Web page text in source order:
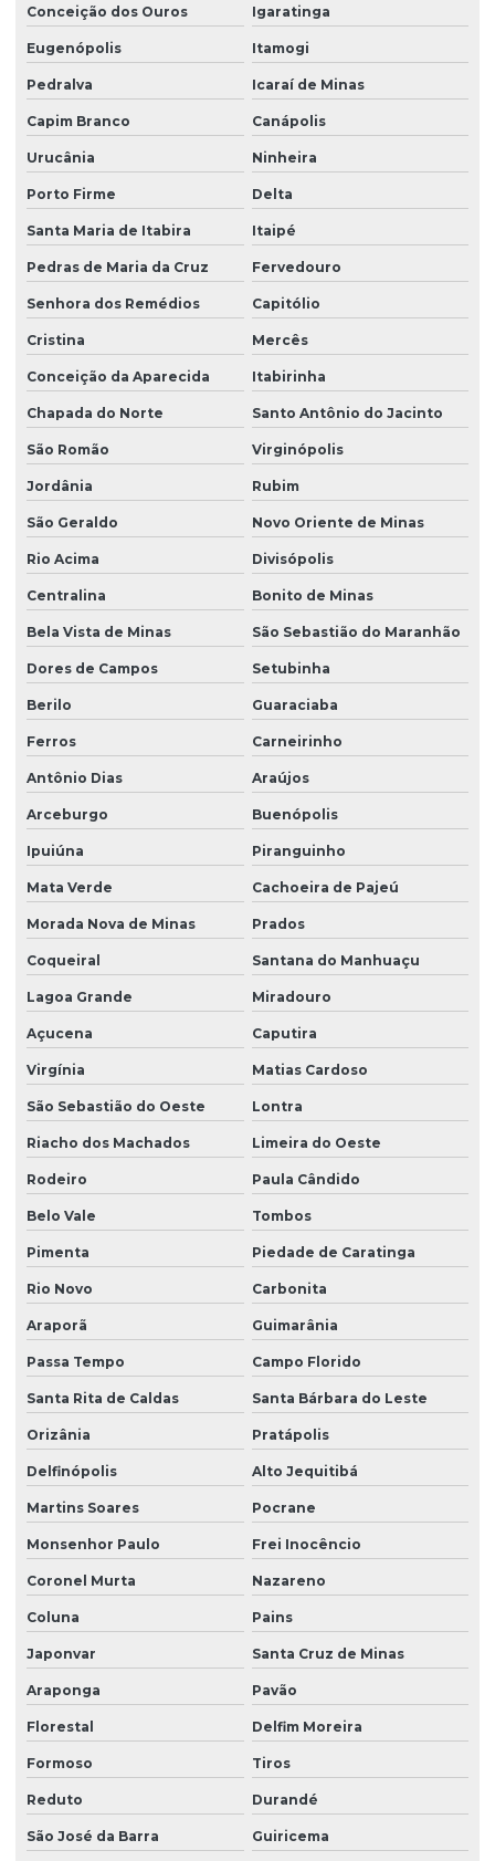
Conceição dos Ouros Igaratinga
Eugenópolis Itamogi
Pedralva Icaraí de Minas
Capim Branco Canápolis
Urucânia Ninheira
Porto Firme Delta
Santa Maria de Itabira Itaipé
Pedras de Maria da Cruz Fervedouro
Senhora dos Remédios Capitólio
Cristina Mercês
Conceição da Aparecida Itabirinha
Chapada do Norte Santo Antônio do Jacinto
São Romão Virginópolis
Jordânia Rubim
São Geraldo Novo Oriente de Minas
Rio Acima Divisópolis
Centralina Bonito de Minas
Bela Vista de Minas São Sebastião do Maranhão
Dores de Campos Setubinha
Berilo Guaraciaba
Ferros Carneirinho
Antônio Dias Araújos
Arceburgo Buenópolis
Ipuiúna Piranguinho
Mata Verde Cachoeira de Pajeú
Morada Nova de Minas Prados
Coqueiral Santana do Manhuaçu
Lagoa Grande Miradouro
Açucena Caputira
Virgínia Matias Cardoso
São Sebastião do Oeste Lontra
Riacho dos Machados Limeira do Oeste
Rodeiro Paula Cândido
Belo Vale Tombos
Pimenta Piedade de Caratinga
Rio Novo Carbonita
Araporã Guimarânia
Passa Tempo Campo Florido
Santa Rita de Caldas Santa Bárbara do Leste
Orizânia Pratápolis
Delfinópolis Alto Jequitibá
Martins Soares Pocrane
Monsenhor Paulo Frei Inocêncio
Coronel Murta Nazareno
Coluna Pains
Japonvar Santa Cruz de Minas
Araponga Pavão
Florestal Delfim Moreira
Formoso Tiros
Reduto Durandé
São José da Barra Guiricema